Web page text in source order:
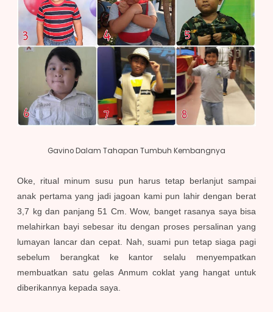
Gavino Dalam Tahapan Tumbuh Kembangnya
Oke, ritual minum susu pun harus tetap berlanjut sampai
anak pertama yang jadi jagoan kami pun lahir dengan berat
3,7 kg dan panjang 51 Cm. Wow, banget rasanya saya bisa
melahirkan bayi sebesar itu dengan proses persalinan yang
lumayan lancar dan cepat. Nah, suami pun tetap siaga pagi
sebelum berangkat ke kantor selalu menyempatkan
membuatkan satu gelas Anmum coklat yang hangat untuk
diberikannya kepada saya.